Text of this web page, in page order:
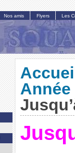
Accueil
Année
Nos amis Flyers Les